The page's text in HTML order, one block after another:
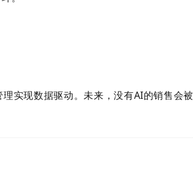
实现数据驱动。未来，没有AI的销售会被